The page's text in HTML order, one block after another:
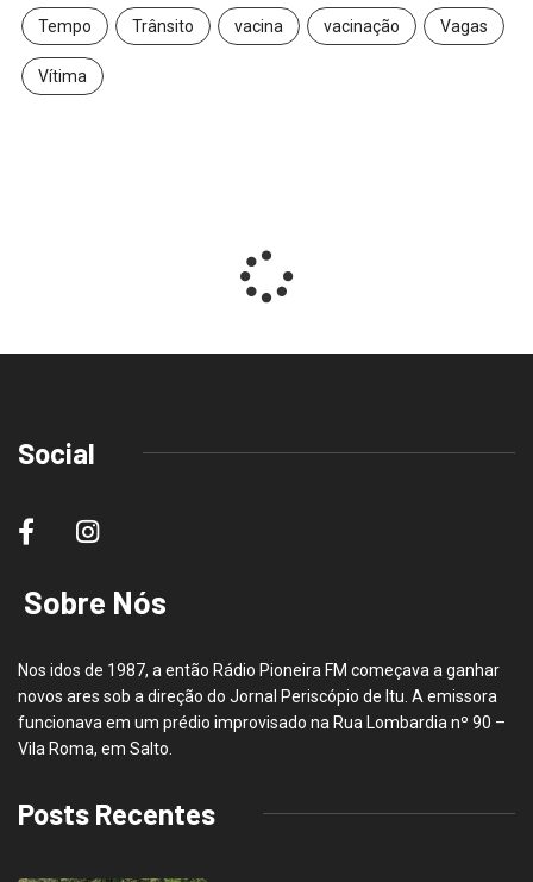
Tempo Trânsito vacina vacinação Vagas
Vítima
Social
Sobre Nós
Nos idos de 1987, a então Rádio Pioneira FM começava a ganhar
novos ares sob a direção do Jornal Periscópio de Itu. A emissora
funcionava em um prédio improvisado na Rua Lombardia nº 90 –
Vila Roma, em Salto.
Posts Recentes